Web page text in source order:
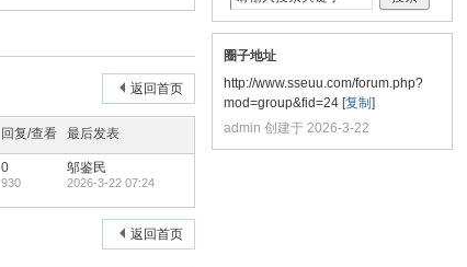
返回首页
回复/查看 最后发表
0
930
邬鉴民
2026-3-22 07:24
返回首页
圈子地址
http://www.sseuu.com/forum.php?
mod=group&fid=24[复制 ]
admin 创建于 2026-3-22